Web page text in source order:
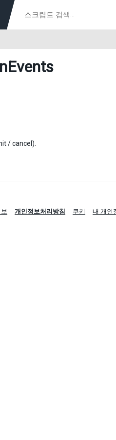
/ cancel).
개인정보처리방침 쿠키
내 개인